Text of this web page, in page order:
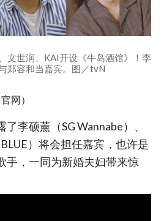
文世润、KAI开设《牛岛酒馆》！李
郑容和当嘉宾。图／tvN
网）
李硕薰（SG Wannabe）、
）将会担任嘉宾，也许是
手，一同为新婚夫妇带来惊